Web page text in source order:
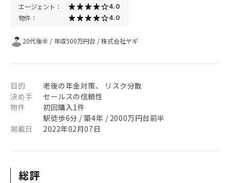
エージェント： 4.0
物件： 4.0
20代後半 / 年収500万円台 /株式会社ヤギ
目的
老後の年金対策、 リスク分散
決め手
セールスの信頼性
物件
初回購入1件
駅徒歩6分 / 築4年 / 2000万円台前半
掲載日
2022年02月07日
総評